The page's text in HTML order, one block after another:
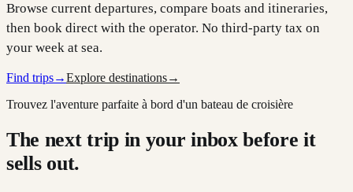
Browse current departures, compare boats and itineraries,
then book direct with the operator. No third-party tax on
your week at sea.
Find trips→Explore destinations→
Trouvez l'aventure parfaite à bord d'un bateau de croisière
The next trip in your inbox before it
sells out.